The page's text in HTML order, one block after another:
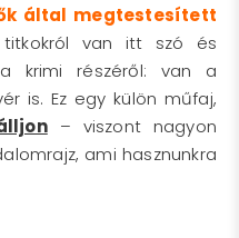
által megtestesített
van itt szó és
krimi részéről: van a
is. Ez egy külön műfaj,
– viszont nagyon
ami hasznunkra